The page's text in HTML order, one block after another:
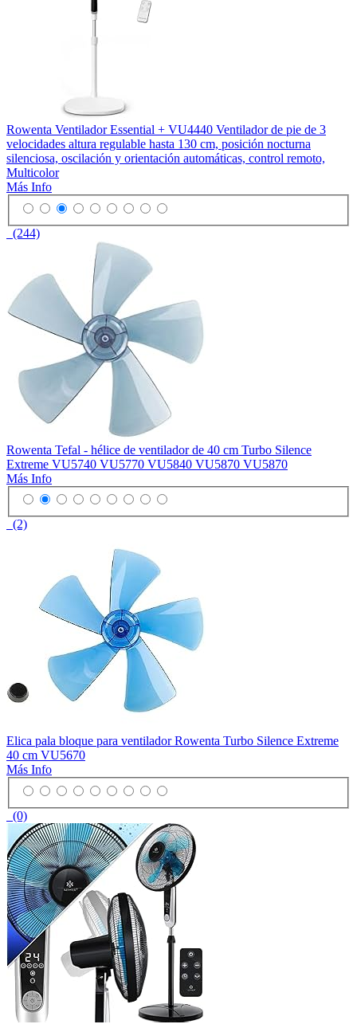
Rowenta Ventilador Essential + VU4440 Ventilador de pie de 3
velocidades altura regulable hasta 130 cm, posición nocturna
silenciosa, oscilación y orientación automáticas, control remoto,
Multicolor
Más Info
(244)
Rowenta Tefal - hélice de ventilador de 40 cm Turbo Silence
Extreme VU5740 VU5770 VU5840 VU5870 VU5870
Más Info
(2)
Elica pala bloque para ventilador Rowenta Turbo Silence Extreme
40 cm VU5670
Más Info
(0)